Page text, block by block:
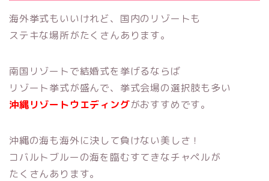
海外挙式もいいけれど、国内のリゾートも
ステキな場所がたくさんあります。
南国リゾートで結婚式を挙げるならば
リゾート挙式が盛んで、挙式会場の選択肢も多い
沖縄リゾートウエディングがおすすめです。
沖縄の海も海外に決して負けない美しさ！
コバルトブルーの海を臨むすてきなチャペルが
たくさんあります。